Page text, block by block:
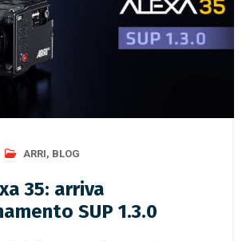
ARRI, BLOG
35: arriva
SUP 1.3.0